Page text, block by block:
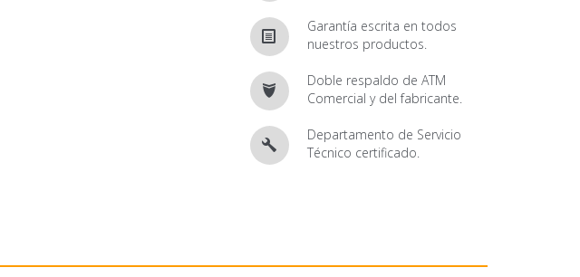
Garantía escrita en todos
nuestros productos.
Doble respaldo de ATM
Comercial y del fabricante.
Departamento de Servicio
Técnico certificado.